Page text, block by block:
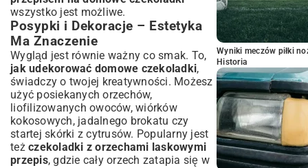
wszystko jest możliwe.
Posypki i Dekoracje – Estetyka
Ma Znaczenie
Wygląd jest równie ważny co smak. To,
jak udekorować domowe czekoladki,
świadczy o twojej kreatywności. Możesz
użyć posiekanych orzechów,
liofilizowanych owoców, wiórków
kokosowych, jadalnego brokatu czy
startej skórki z cytrusów. Popularny jest
też czekoladki z orzechami laskowymi
przepis, gdzie cały orzech zatapia się w
Wyniki meczów piłki
Historia